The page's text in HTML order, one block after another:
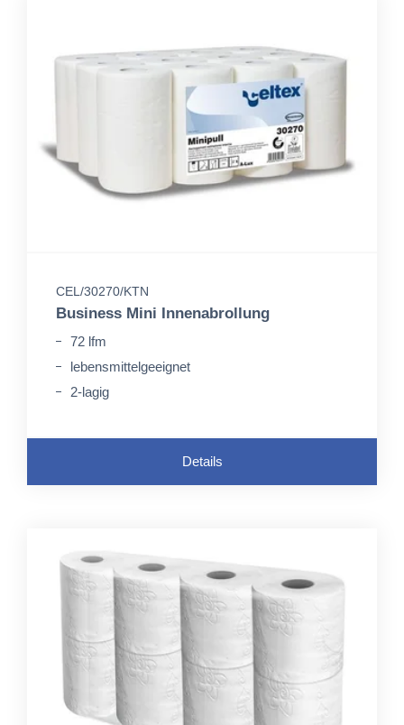
CEL/30270/KTN
Business Mini Innenabrollung
72 lfm
lebensmittelgeeignet
2-lagig
Details